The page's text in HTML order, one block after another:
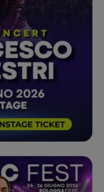
a esibirsi sui palchi
I Patagarri
loro miscela
ironia e lucidità con
EUROPEAN
in una serie
per poi proseguire
approdare sul